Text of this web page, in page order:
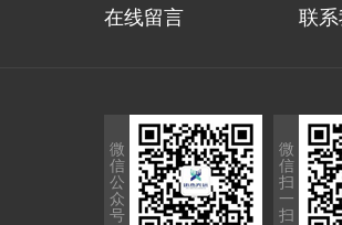
在线留言 联
微
信
扫
一
扫
微
信
公
众
号